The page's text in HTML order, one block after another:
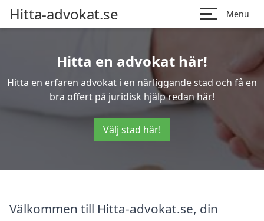
Hitta-advokat.se Menu
Hitta en advokat här!
Hitta en erfaren advokat i en närliggande stad och få en
bra offert på juridisk hjälp redan här!
Välj stad här!
Välkommen till Hitta-advokat.se, din